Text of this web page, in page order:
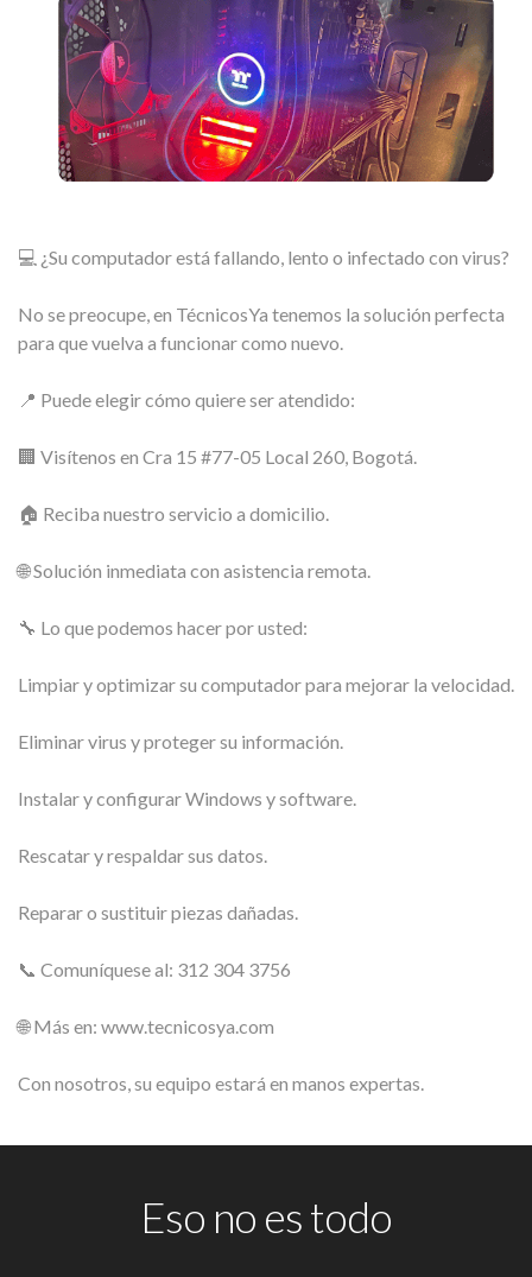
💻 ¿Su computador está fallando, lento o infectado con virus?
No se preocupe, en TécnicosYa tenemos la solución perfecta
para que vuelva a funcionar como nuevo.
📍 Puede elegir cómo quiere ser atendido:
🏢 Visítenos en Cra 15 #77-05 Local 260, Bogotá.
🏠 Reciba nuestro servicio a domicilio.
🌐 Solución inmediata con asistencia remota.
🔧 Lo que podemos hacer por usted:
Limpiar y optimizar su computador para mejorar la velocidad.
Eliminar virus y proteger su información.
Instalar y configurar Windows y software.
Rescatar y respaldar sus datos.
Reparar o sustituir piezas dañadas.
📞 Comuníquese al: 312 304 3756
🌐 Más en: www.tecnicosya.com
Con nosotros, su equipo estará en manos expertas.
Eso no es todo